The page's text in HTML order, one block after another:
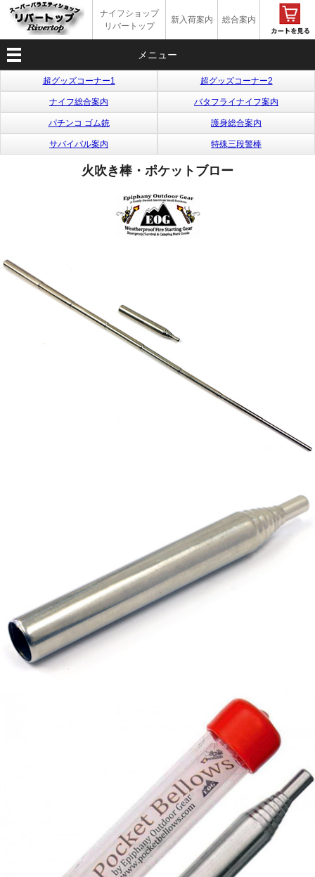
ナイフショップ
リバートップ
新入荷案内 総合案内
メニュー
超グッズコーナー1 超グッズコーナー2
ナイフ総合案内 バタフライナイフ案内
パチンコ ゴム銃 護身総合案内
サバイバル案内 特殊三段警棒
火吹き棒・ポケットブロー